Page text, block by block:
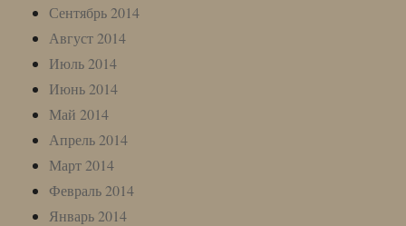
Сентябрь 2014
Август 2014
Июль 2014
Июнь 2014
Май 2014
Апрель 2014
Март 2014
Февраль 2014
Январь 2014